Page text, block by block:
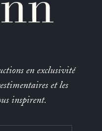
en exclusivité
et les
inspirent.